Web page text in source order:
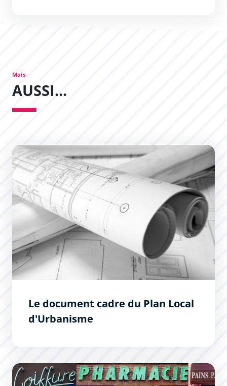
Mais
AUSSI...
Le document cadre du Plan Local d&#039;Urbanisme
Le document cadre du Plan Local
d'Urbanisme
Règlement local de la publicité